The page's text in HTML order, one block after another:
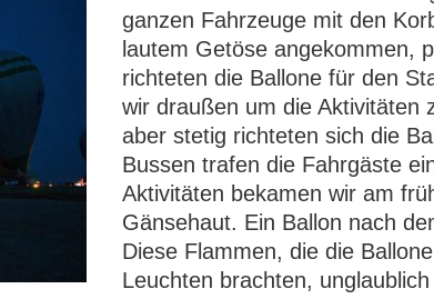
ganzen Fahrzeuge mit den
lautem Getöse angekommen,
richteten die Ballone für den
wir draußen um die Aktivitäten
aber stetig richteten sich die
Bussen trafen die Fahrgäste
Aktivitäten bekamen wir am
Gänsehaut. Ein Ballon nach
Diese Flammen, die die
Leuchten brachten,